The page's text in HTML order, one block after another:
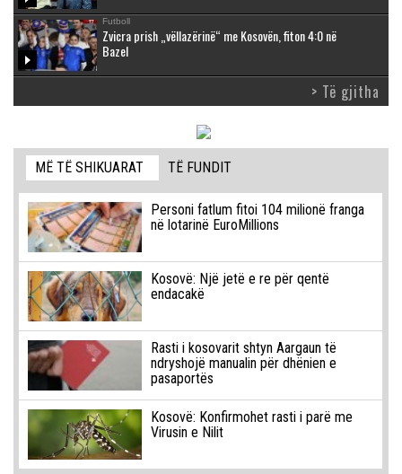
Futboll
Zvicra prish „vëllazërinë“ me Kosovën, fiton 4:0 në
Bazel
> Të gjitha
MË TË SHIKUARAT TË FUNDIT
Personi fatlum fitoi 104 milionë franga
në lotarinë EuroMillions
Kosovë: Një jetë e re për qentë
endacakë
Rasti i kosovarit shtyn Aargaun të
ndryshojë manualin për dhënien e
pasaportës
Kosovë: Konfirmohet rasti i parë me
Virusin e Nilit